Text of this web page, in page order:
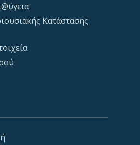
Κατάστασης